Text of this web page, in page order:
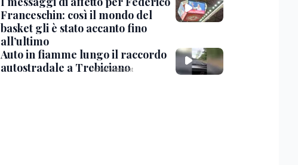
Franceschin: così il mondo del
basket gli è stato accanto fino
all’ultimo
Auto in fiamme lungo il raccordo
autostradale a Trebiciano